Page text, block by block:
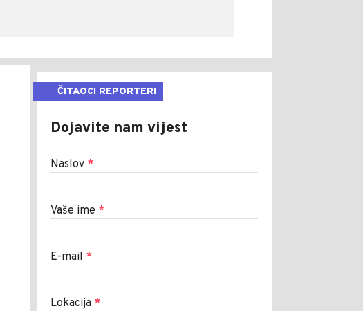
ČITAOCI REPORTERI
Dojavite nam vijest
Naslov *
Vaše ime *
E-mail *
Lokacija *